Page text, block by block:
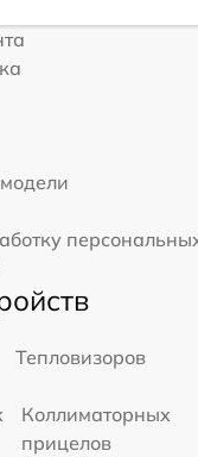
Тепловизоров
Коллиматорных
прицелов